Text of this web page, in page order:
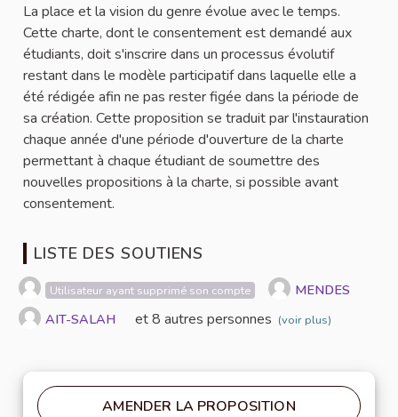
La place et la vision du genre évolue avec le temps.
Cette charte, dont le consentement est demandé aux
étudiants, doit s'inscrire dans un processus évolutif
restant dans le modèle participatif dans laquelle elle a
été rédigée afin ne pas rester figée dans la période de
sa création. Cette proposition se traduit par l'instauration
chaque année d'une période d'ouverture de la charte
permettant à chaque étudiant de soumettre des
nouvelles propositions à la charte, si possible avant
consentement.
LISTE DES SOUTIENS
Utilisateur ayant supprimé son compte
MENDES
AIT-SALAH
et 8 autres personnes (voir plus)
AMENDER LA PROPOSITION